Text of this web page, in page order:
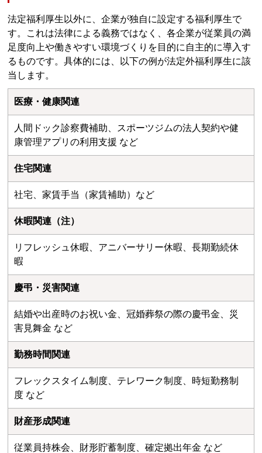
法定福利厚生以外に、企業が独自に設定する福利厚生で
す。これは法律による義務ではなく、各企業が従業員の満
足度向上や働きやすい環境づくりを目的に自主的に導入す
るものです。具体的には、以下の例が法定外福利厚生に該
当します。
医療・健康関連
人間ドック診察費補助、スポーツジムの法人契約や健
康管理アプリの利用支援 など
住宅関連
社宅、家賃手当（家賃補助）など
休暇関連（注）
リフレッシュ休暇、アニバーサリー休暇、長期勤続休
暇
慶弔・災害関連
結婚や出産時のお祝い金、冠婚葬祭の際の慶弔金、災
害見舞金 など
勤務時間関連
フレックスタイム制度、テレワーク制度、時短勤務制
度 など
財産形成関連
従業員持株会、財形貯蓄制度、確定拠出年金 など